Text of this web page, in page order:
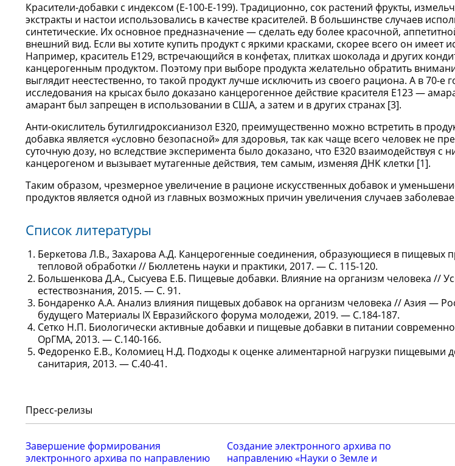
Красители-добавки с индексом (E-100-E-199). Традиционно, сок растений фрукты,
экстракты и настои использовались в качестве красителей. В большинстве случаев
синтетические. Их основное предназначение — сделать еду более красочной,
внешний вид. Если вы хотите купить продукт с яркими красками, скорее всего он имеет
Например, краситель Е129, встречающийся в конфетах, плитках шоколада и других
канцерогенным продуктом. Поэтому при выборе продукта желательно обратить
выглядит неестественно, то такой продукт лучше исключить из своего рациона. А в 70-е
исследования на крысах было доказано канцерогенное действие красителя Е123 —
амарант был запрещен в использовании в США, а затем и в других странах [3].
Анти-окислитель бутилгидроксианизол Е320, преимущественно можно встретить в
добавка является «условно безопасной» для здоровья, так как чаще всего человек не
суточную дозу, но вследствие эксперимента было доказано, что Е320 взаимодействуя с
канцерогеном и вызывает мутагенные действия, тем самым, изменяя ДНК клетки [1].
Таким образом, чрезмерное увеличение в рационе искусственных добавок и
продуктов является одной из главных возможных причин увеличения случаев
Список литературы
Беркетова Л.В., Захарова А.Д. Канцерогенные соединения, образующиеся в пищевых
тепловой обработки // Бюллетень науки и практики, 2017. — С. 115-120.
Большенкова Д.А., Сысуева Е.Б. Пищевые добавки. Влияние на организм человека //
естествознания, 2015. — С. 91.
Бондаренко А.А. Анализ влияния пищевых добавок на организм человека // Азия —
будущего Материалы IX Евразийского форума молодежи, 2019. — С.184-187.
Сетко Н.П. Биологически активные добавки и пищевые добавки в питании
ОрГМА, 2013. — С.140-166.
Федоренко Е.В., Коломиец Н.Д. Подходы к оценке алиментарной нагрузки пищевыми
санитария, 2013. — С.40-41.
Пресс-релизы
Завершение формирования
электронного архива по направлению
Создание электронного архива по
направлению «Науки о Земле и